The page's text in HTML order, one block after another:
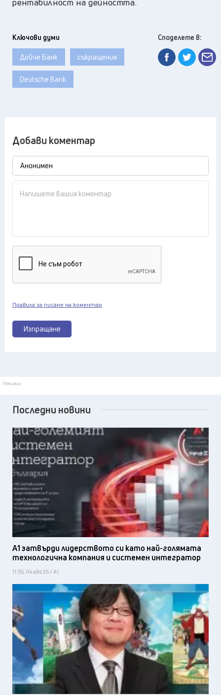
Ключови думи
Дойче Банк съкращения
Deutsche Bank
Споделете в:
Добави коментар
Изпращане
Правила за писане на коментар
Реклама
Последни новини
А1 затвърди лидерството си като най-голямата
технологична компания и системен интегратор
11:56, 04 авг 26 / А1